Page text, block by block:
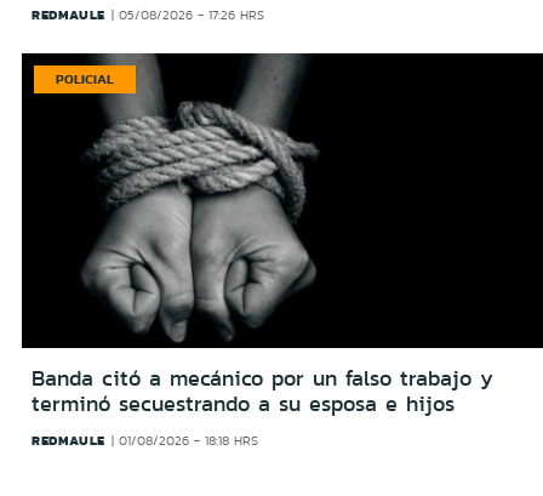
REDMAULE 05/08/2026 - 17:26 HRS
POLICIAL
Banda citó a mecánico por un falso trabajo y
terminó secuestrando a su esposa e hijos
REDMAULE 01/08/2026 - 18:18 HRS